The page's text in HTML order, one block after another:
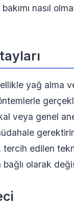
nasıl
yağ alma
veya genel
tercih edilen
olarak